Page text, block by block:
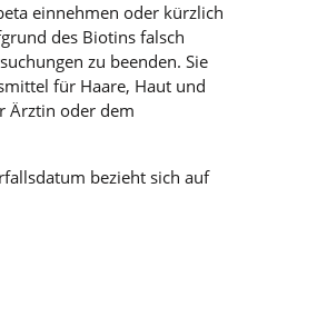
einnehmen oder kürzlich
des Biotins falsch
zu beenden. Sie
für Haare, Haut und
Ärztin oder dem
bezieht sich auf